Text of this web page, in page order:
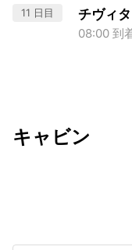
11 日目 チヴィ
08:00 到
キャビン